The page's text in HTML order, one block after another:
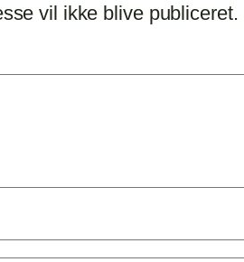
vil ikke blive publiceret.